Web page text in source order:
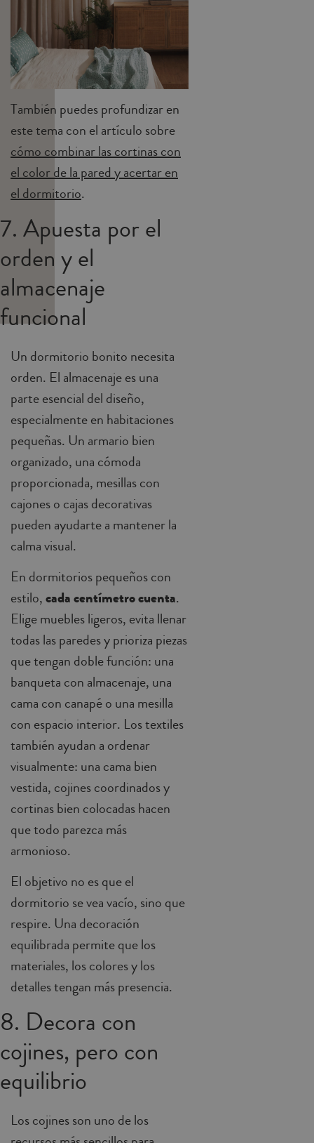
También puedes profundizar en
este tema con el artículo sobre
cómo combinar las cortinas con
el color de la pared y acertar en
el dormitorio.
7. Apuesta por el
orden y el
almacenaje
funcional
Un dormitorio bonito necesita
orden. El almacenaje es una
parte esencial del diseño,
especialmente en habitaciones
pequeñas. Un armario bien
organizado, una cómoda
proporcionada, mesillas con
cajones o cajas decorativas
pueden ayudarte a mantener la
calma visual.
En dormitorios pequeños con
estilo,cada centímetro cuenta.
Elige muebles ligeros, evita llenar
todas las paredes y prioriza piezas
que tengan doble función: una
banqueta con almacenaje, una
cama con canapé o una mesilla
con espacio interior. Los textiles
también ayudan a ordenar
visualmente: una cama bien
vestida, cojines coordinados y
cortinas bien colocadas hacen
que todo parezca más
armonioso.
El objetivo no es que el
dormitorio se vea vacío, sino que
respire. Una decoración
equilibrada permite que los
materiales, los colores y los
detalles tengan más presencia.
8. Decora con
cojines, pero con
equilibrio
Los cojines son uno de los